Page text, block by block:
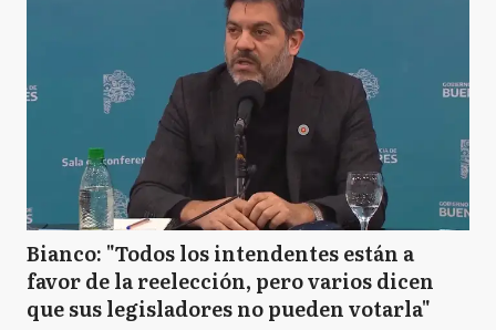
Bianco: "Todos los intendentes están a
favor de la reelección, pero varios dicen
que sus legisladores no pueden votarla"